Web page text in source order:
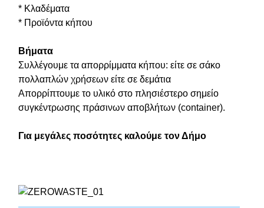
* Κλαδέματα
* Προϊόντα κήπου
Βήματα
Συλλέγουμε τα απορρίμματα κήπου: είτε σε σάκο
πολλαπλών χρήσεων είτε σε δεμάτια
Απορρίπτουμε το υλικό στο πλησιέστερο σημείο
συγκέντρωσης πράσινων αποβλήτων (container).
Για μεγάλες ποσότητες καλούμε τον Δήμο